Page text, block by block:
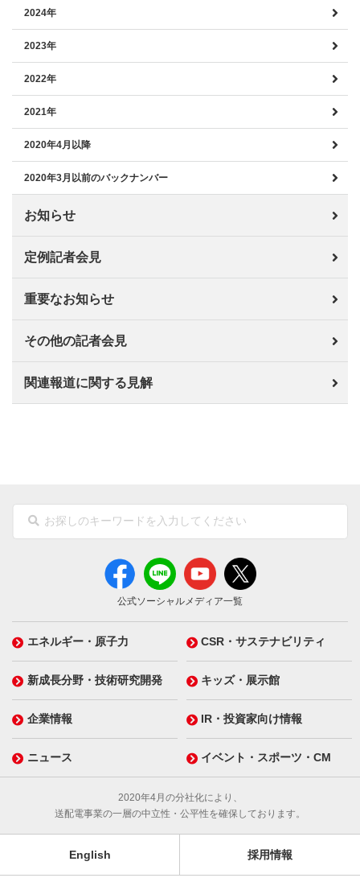
2024年
2023年
2022年
2021年
2020年4月以降
2020年3月以前のバックナンバー
お知らせ
定例記者会見
重要なお知らせ
その他の記者会見
関連報道に関する見解
公式ソーシャルメディア一覧
エネルギー・原子力 CSR・サステナビリティ
新成長分野・技術研究開発 キッズ・展示館
企業情報 IR・投資家向け情報
ニュース イベント・スポーツ・CM
2020年4月の分社化により、
送配電事業の一層の中立性・公平性を確保しております。
English 採用情報